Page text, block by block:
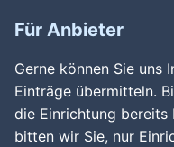
Für Anbieter
Gerne können Sie uns
Einträge übermitteln.
die Einrichtung bereits
bitten wir Sie, nur